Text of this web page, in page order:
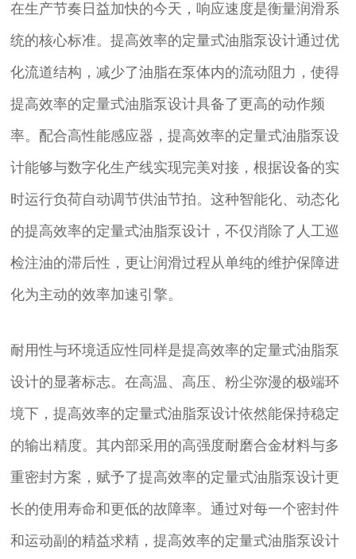
在生产节奏日益加快的今天，响应速度是衡量润滑系
统的核心标准。提高效率的定量式油脂泵设计通过优
化流道结构，减少了油脂在泵体内的流动阻力，使得
提高效率的定量式油脂泵设计具备了更高的动作频
率。配合高性能感应器，提高效率的定量式油脂泵设
计能够与数字化生产线实现完美对接，根据设备的实
时运行负荷自动调节供油节拍。这种智能化、动态化
的提高效率的定量式油脂泵设计，不仅消除了人工巡
检注油的滞后性，更让润滑过程从单纯的维护保障进
化为主动的效率加速引擎。
耐用性与环境适应性同样是提高效率的定量式油脂泵
设计的显著标志。在高温、高压、粉尘弥漫的极端环
境下，提高效率的定量式油脂泵设计依然能保持稳定
的输出精度。其内部采用的高强度耐磨合金材料与多
重密封方案，赋予了提高效率的定量式油脂泵设计更
长的使用寿命和更低的故障率。通过对每一个密封件
和运动副的精益求精，提高效率的定量式油脂泵设计